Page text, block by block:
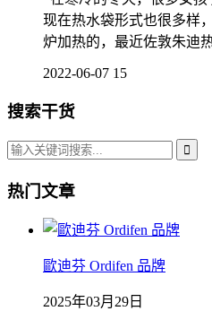
现在热水袋形式也很多样
炉加热的，最近佐敦朱迪
2022-06-07 15
搜索干货
热门文章
歐迪芬 Ordifen 品牌
2025年03月29日